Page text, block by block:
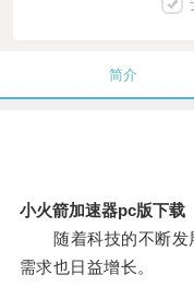
简介
小火箭加速器pc版下载
随着科技的不断发
需求也日益增长。